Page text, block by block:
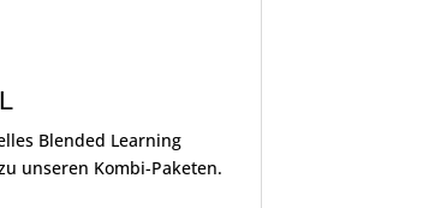
Blended Learning
unseren Kombi-Paketen.